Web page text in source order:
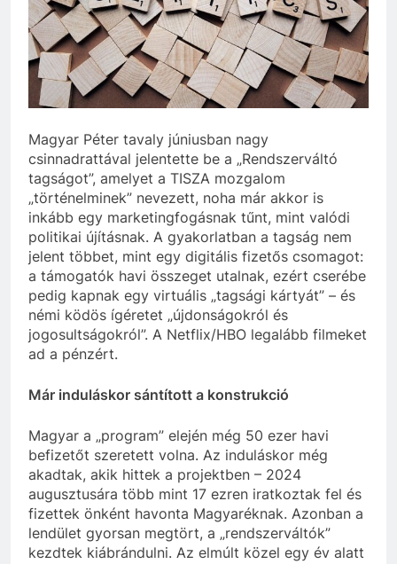
a Tisza Világ
applikáció
botránya
10 Hónap Ezelőtt
Dobrev programot
hirdet, a Tisza a Dunán
hajókázik
10 Hónap Ezelőtt
Magyar Péter tavaly júniusban nagy
csinnadrattával jelentette be a „Rendszerváltó
tagságot”, amelyet a TISZA mozgalom
„történelminek” nevezett, noha már akkor is
inkább egy marketingfogásnak tűnt, mint valódi
politikai újításnak. A gyakorlatban a tagság nem
jelent többet, mint egy digitális fizetős csomagot:
a támogatók havi összeget utalnak, ezért cserébe
pedig kapnak egy virtuális „tagsági kártyát” – és
némi ködös ígéretet „újdonságokról és
jogosultságokról”. A Netflix/HBO legalább filmeket
ad a pénzért.
Már induláskor sántított a konstrukció
Magyar a „program” elején még 50 ezer havi
befizetőt szeretett volna. Az induláskor még
akadtak, akik hittek a projektben – 2024
augusztusára több mint 17 ezren iratkoztak fel és
fizettek önként havonta Magyaréknak. Azonban a
lendület gyorsan megtört, a „rendszerváltók”
kezdtek kiábrándulni. Az elmúlt közel egy év alatt